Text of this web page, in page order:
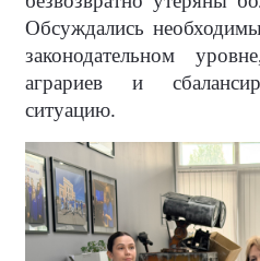
Обсуждались
законодательном
аграриев и
ситуацию.